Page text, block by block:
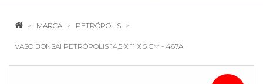
MARCA PETRÓPOLIS
VASO BONSAI PETRÓPOLIS 14,5 X 11 X 5 CM - 467A